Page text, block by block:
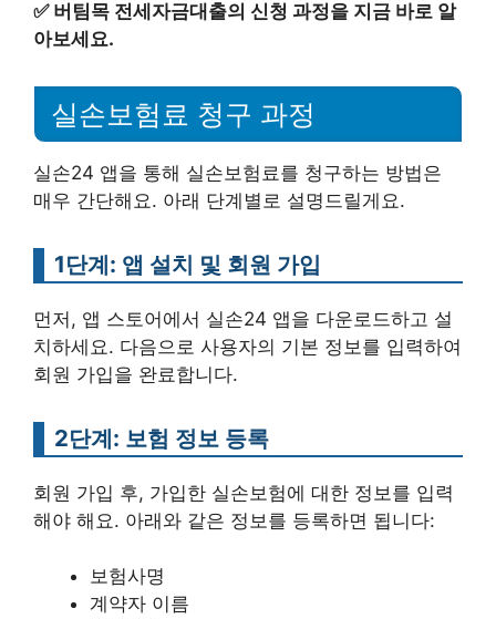
✅ 버팀목 전세자금대출의 신청 과정을 지금 바로 알
아보세요.
실손보험료 청구 과정
실손24 앱을 통해 실손보험료를 청구하는 방법은
매우 간단해요. 아래 단계별로 설명드릴게요.
1단계: 앱 설치 및 회원 가입
먼저, 앱 스토어에서 실손24 앱을 다운로드하고 설
치하세요. 다음으로 사용자의 기본 정보를 입력하여
회원 가입을 완료합니다.
2단계: 보험 정보 등록
회원 가입 후, 가입한 실손보험에 대한 정보를 입력
해야 해요. 아래와 같은 정보를 등록하면 됩니다:
보험사명
계약자 이름